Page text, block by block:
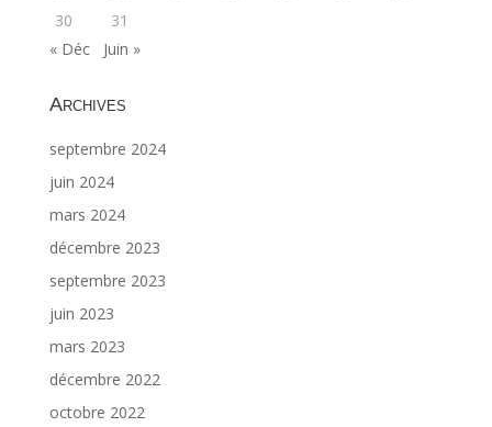
30
31
« Déc
Juin »
Archives
septembre 2024
juin 2024
mars 2024
décembre 2023
septembre 2023
juin 2023
mars 2023
décembre 2022
octobre 2022